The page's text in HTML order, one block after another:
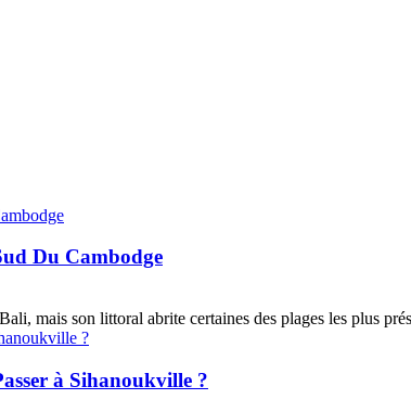
Du Cambodge
mais son littoral abrite certaines des plages les plus
à Sihanoukville ?